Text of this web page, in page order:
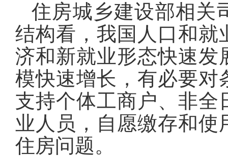
住房城乡建设部相关
结构看，我国人口和就
济和新就业形态快速发
模快速增长，有必要对
支持个体工商户、非
业人员，自愿缴存和
住房问题。